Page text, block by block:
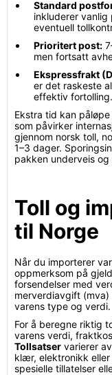
Standard
inkluderer vanlig
eventuell
Prioritert post:
men fortsatt
Ekspressfrakt
er det raskeste
effektiv fortolling.
Ekstra tid kan
som påvirker
gjennom norsk toll,
1–3 dager.
pakken underveis
Toll og
til Norge
Når du importerer
oppmerksom på
forsendelser med
merverdiavgift
varens type og verdi.
For å beregne riktig
varens verdi,
Tollsatser varierer
klær, elektronikk
spesielle tillatelser